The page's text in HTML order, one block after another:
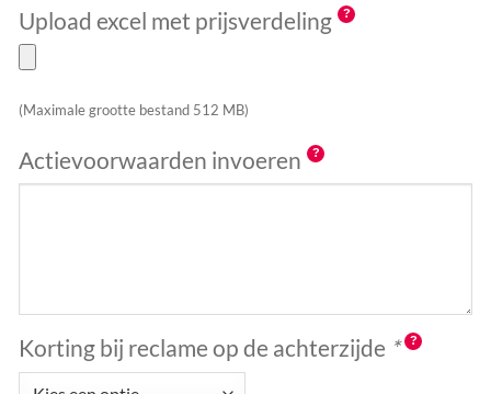
Upload excel met prijsverdeling
(Maximale grootte bestand 512 MB)
Actievoorwaarden invoeren
Korting bij reclame op de achterzijde *